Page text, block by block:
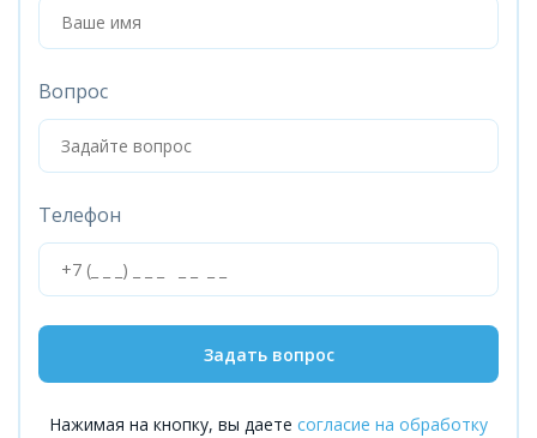
Вопрос
Телефон
Задать вопрос
Нажимая на кнопку, вы даете согласие на обработку